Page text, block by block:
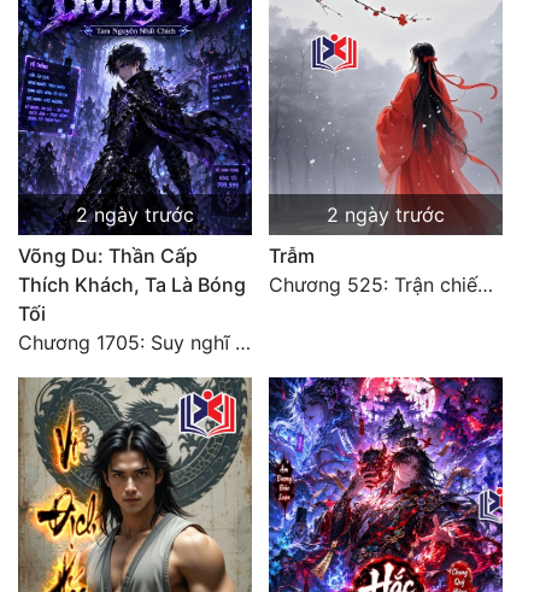
2 ngày trước
Võng Du: Thần Cấp
Thích Khách, Ta Là Bóng
Tối
Chương 1705: Suy nghĩ sinh tồn của Vô Danh Tuyết!
2 ngày trước
Trẫm
Chương 525: Trận chiến tấn công phòng thủ Macao (2)